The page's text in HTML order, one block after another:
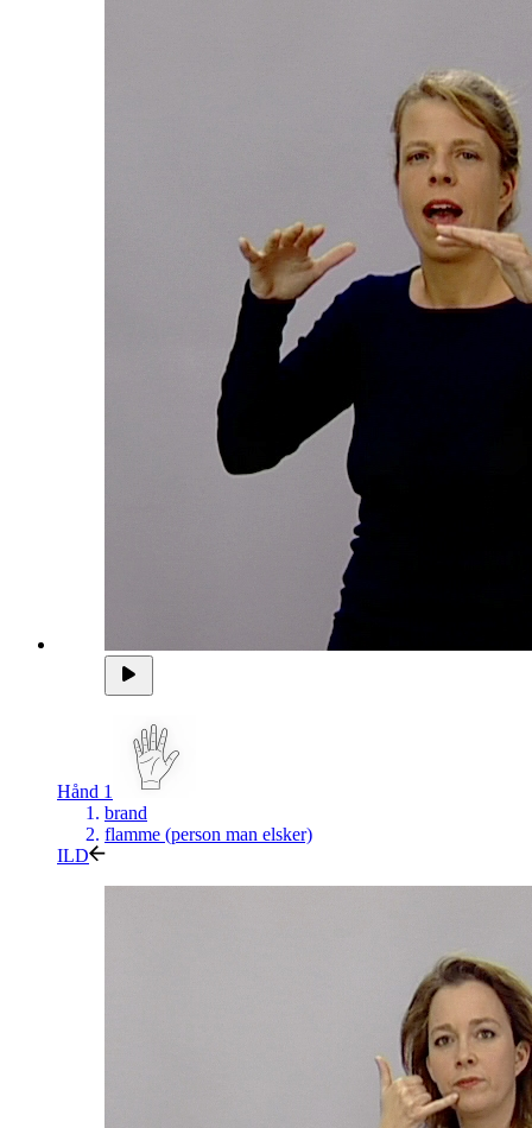
Hånd 1
brand
flamme (person man elsker)
ILD